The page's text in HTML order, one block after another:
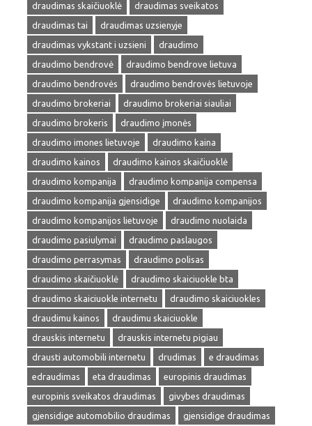
draudimas skaičiuoklė
draudimas sveikatos
draudimas tai
draudimas uzsienyje
draudimas vykstant i uzsieni
draudimo
draudimo bendrovė
draudimo bendrove lietuva
draudimo bendrovės
draudimo bendrovės lietuvoje
draudimo brokeriai
draudimo brokeriai siauliai
draudimo brokeris
draudimo įmonės
draudimo imones lietuvoje
draudimo kaina
draudimo kainos
draudimo kainos skaičiuoklė
draudimo kompanija
draudimo kompanija compensa
draudimo kompanija gjensidige
draudimo kompanijos
draudimo kompanijos lietuvoje
draudimo nuolaida
draudimo pasiulymai
draudimo paslaugos
draudimo perrasymas
draudimo polisas
draudimo skaičiuoklė
draudimo skaiciuokle bta
draudimo skaiciuokle internetu
draudimo skaiciuokles
draudimu kainos
draudimu skaiciuokle
drauskis internetu
drauskis internetu pigiau
drausti automobili internetu
drudimas
e draudimas
edraudimas
eta draudimas
europinis draudimas
europinis sveikatos draudimas
givybes draudimas
gjensidige automobilio draudimas
gjensidige draudimas